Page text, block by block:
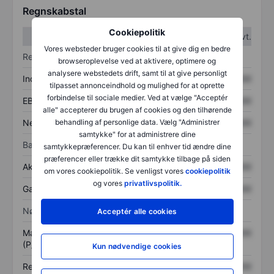
Cookiepolitik
Vores websteder bruger cookies til at give dig en bedre
browseroplevelse ved at aktivere, optimere og
analysere webstedets drift, samt til at give personligt
tilpasset annonceindhold og mulighed for at oprette
forbindelse til sociale medier. Ved at vælge "Acceptér
alle" accepterer du brugen af cookies og den tilhørende
behandling af personlige data. Vælg "Administrer
samtykke" for at administrere dine
samtykkepræferencer. Du kan til enhver tid ændre dine
præferencer eller trække dit samtykke tilbage på siden
om vores cookiepolitik. Se venligst vores cookiepolitik
og vores privatlivspolitik.
Acceptér alle cookies
Kun nødvendige cookies
Regnskabstal
1. kvt.
2. kvt.
Resultatopgørelse
Indtægter XXXXXXX XXXXXXX
EBITDA XXXXXXX XXXXXXX
Nettoresultat XXXXXXX XXXXXXX
Balance
Aktiver i alt XXXXXXX XXXXXXX
Gæld XXXXXXX
Nøgletal
Markedsværdi/omsætning
(P/S)
XXXXXXX XXXXXXX
Resultat pr. aktie (EPS) XXXXXXX XXXXXXX